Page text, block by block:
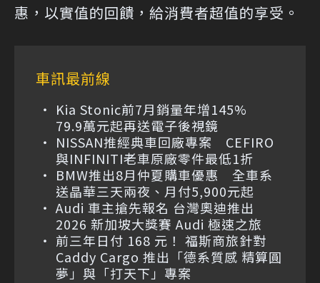
惠，以實值的回饋，給消費者超值的享受。
車訊最前線
Kia Stonic前7月銷量年增145%
79.9萬元起再送電子後視鏡
NISSAN推經典車回廠專案 CEFIRO
與INFINITI老車原廠零件最低1折
BMW推出8月仲夏購車優惠 全車系
送晶華三天兩夜、月付5,900元起
Audi 車主搶先報名 台灣奧迪推出
2026 新加坡大獎賽 Audi 極速之旅
前三年日付 168 元！ 福斯商旅針對
Caddy Cargo 推出「德系質感 精算圓
夢」與「打天下」專案